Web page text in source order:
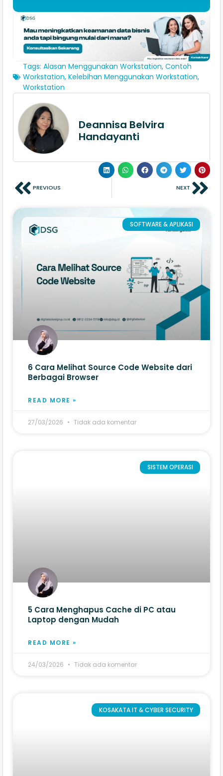
Tags: Alasan Menggunakan Workstation, Contoh
Workstation, Kelebihan Menggunakan Workstation,
Workstation
Deannisa Belvira
Handayanti
PREVIOUS NEXT
SOFTWARE & APLIKASI
6 Cara Melihat Source Code Website​ dari
Berbagai Browser
READ MORE »
27/03/2026 Tidak ada komentar
SISTEM OPERASI
5 Cara Menghapus Cache di PC atau
Laptop dengan Mudah
READ MORE »
24/03/2026 Tidak ada komentar
KOSAKATA IT & CYBER SECURITY